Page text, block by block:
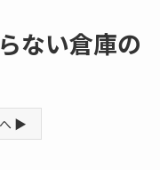
ない倉庫の
▶